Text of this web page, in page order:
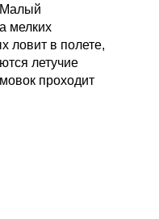
Малый
мелких
ловит в полете,
летучие
проходит